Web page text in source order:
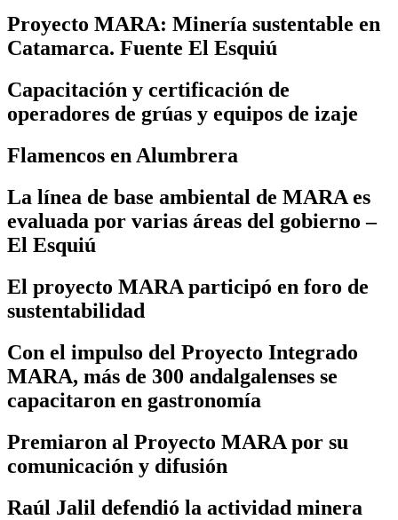
Proyecto MARA: Minería sustentable en
Catamarca. Fuente El Esquiú
Capacitación y certificación de
operadores de grúas y equipos de izaje
Flamencos en Alumbrera
La línea de base ambiental de MARA es
evaluada por varias áreas del gobierno –
El Esquiú
El proyecto MARA participó en foro de
sustentabilidad
Con el impulso del Proyecto Integrado
MARA, más de 300 andalgalenses se
capacitaron en gastronomía
Premiaron al Proyecto MARA por su
comunicación y difusión
Raúl Jalil defendió la actividad minera